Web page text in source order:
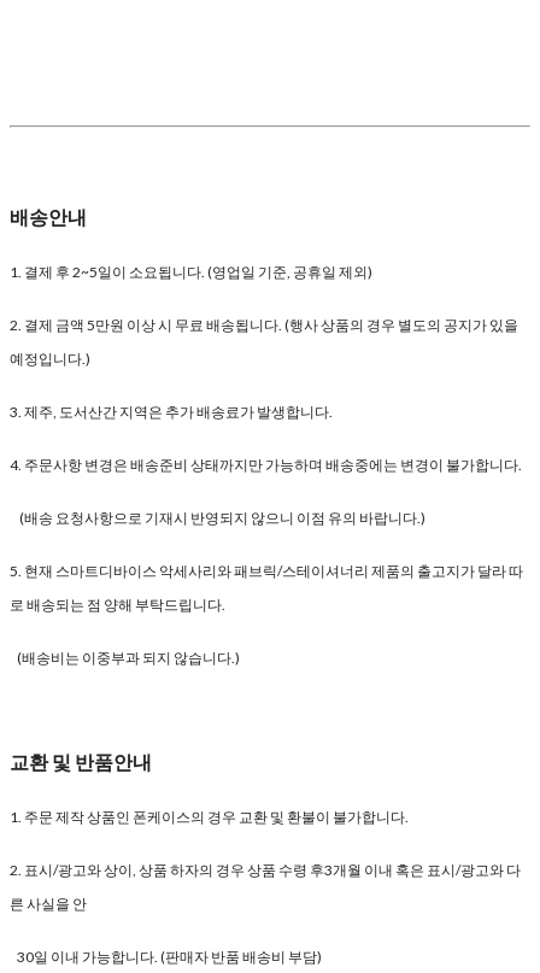
배송안내
1. 결제 후 2~5일이 소요됩니다. (영업일 기준, 공휴일 제외)
2. 결제 금액 5만원 이상 시 무료 배송됩니다. (행사 상품의 경우 별도의 공지가 있을
예정입니다.)
3. 제주, 도서산간 지역은 추가 배송료가 발생합니다.
4. 주문사항 변경은 배송준비 상태까지만 가능하며 배송중에는 변경이 불가합니다.
(배송 요청사항으로 기재시 반영되지 않으니 이점 유의 바랍니다.)
5. 현재 스마트디바이스 악세사리와 패브릭/스테이셔너리 제품의 출고지가 달라 따
로 배송되는 점 양해 부탁드립니다.
(배송비는 이중부과 되지 않습니다.)
교환 및 반품안내
1. 주문 제작 상품인 폰케이스의 경우 교환 및 환불이 불가합니다.
2. 표시/광고와 상이, 상품 하자의 경우 상품 수령 후3개월 이내 혹은 표시/광고와 다
른 사실을 안
30일 이내 가능합니다. (판매자 반품 배송비 부담)